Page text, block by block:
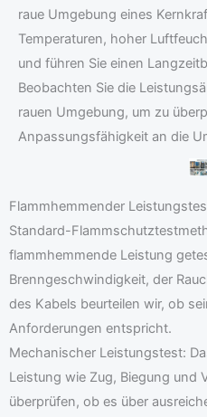
raue Umgebung eines
Temperaturen, hoher
und führen Sie einen
Beobachten Sie die
rauen Umgebung, um zu
Anpassungsfähigkeit an die
Flammhemmender
Standard-
flammhemmende Leistung
Brenngeschwindigkeit, der
des Kabels beurteilen wir, ob
Anforderungen entspricht.
Mechanischer Leistungstest:
Leistung wie Zug, Biegung und
überprüfen, ob es über